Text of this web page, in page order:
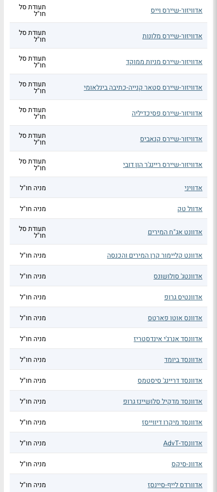
אדוויזור-שיירס וייס תעודת סל
חו"ל
אדוויזור-שיירס מלונות תעודת סל
חו"ל
אדוויזור-שיירס מניות ממוקד תעודת סל
חו"ל
אדוויזור-שיירס סטאר קנייה-כתיבה בינלאומי תעודת סל
חו"ל
אדוויזור-שיירס פסיכדיליה תעודת סל
חו"ל
אדוויזור-שיירס קנאביס תעודת סל
חו"ל
אדוויזור-שיירס ריינג'ר הון דובי תעודת סל
חו"ל
אדוויני
מניה חו"ל
אדוול טק מניה חו"ל
אדוונט אג"ח המירים תעודת סל
חו"ל
אדוונט קליימור קרן המירים והכנסה
מניה חו"ל
אדוונטג' סולושונס מניה חו"ל
אדוונטיס גרופ מניה חו"ל
אדוונס אוטו פארטס מניה חו"ל
אדוונסד אנרג'י אינדסטריז מניה חו"ל
אדוונסד ביומד מניה חו"ל
אדוונסד דריינג' סיסטמס מניה חו"ל
אדוונסד מדקיל סלושיינז גרופ מניה חו"ל
אדוונסד מיקרו דיווייסז מניה חו"ל
אדוונסד-AdvT מניה חו"ל
אדוונ-סיקס מניה חו"ל
אדוורדס לייף-סיינסז מניה חו"ל